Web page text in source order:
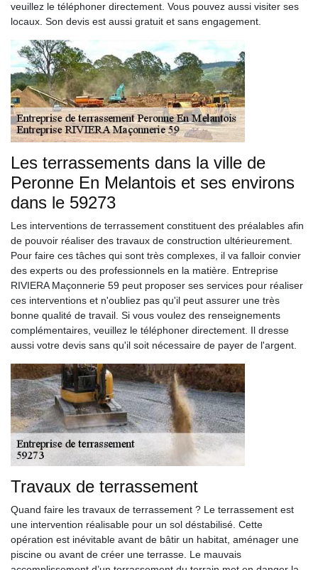
veuillez le téléphoner directement. Vous pouvez aussi visiter ses
locaux. Son devis est aussi gratuit et sans engagement.
Les terrassements dans la ville de
Peronne En Melantois et ses environs
dans le 59273
Les interventions de terrassement constituent des préalables afin
de pouvoir réaliser des travaux de construction ultérieurement.
Pour faire ces tâches qui sont très complexes, il va falloir convier
des experts ou des professionnels en la matière. Entreprise
RIVIERA Maçonnerie 59 peut proposer ses services pour réaliser
ces interventions et n'oubliez pas qu'il peut assurer une très
bonne qualité de travail. Si vous voulez des renseignements
complémentaires, veuillez le téléphoner directement. Il dresse
aussi votre devis sans qu'il soit nécessaire de payer de l'argent.
Travaux de terrassement
Quand faire les travaux de terrassement ? Le terrassement est
une intervention réalisable pour un sol déstabilisé. Cette
opération est inévitable avant de bâtir un habitat, aménager une
piscine ou avant de créer une terrasse. Le mauvais